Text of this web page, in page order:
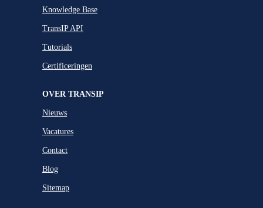
Knowledge Base
TransIP API
Tutorials
Certificeringen
OVER TRANSIP
Nieuws
Vacatures
Contact
Blog
Sitemap